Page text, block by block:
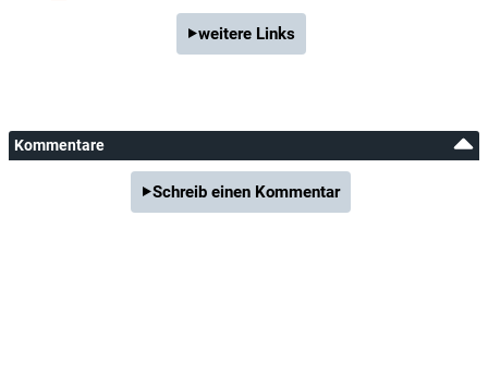
weitere Links
Kommentare
Schreib einen Kommentar